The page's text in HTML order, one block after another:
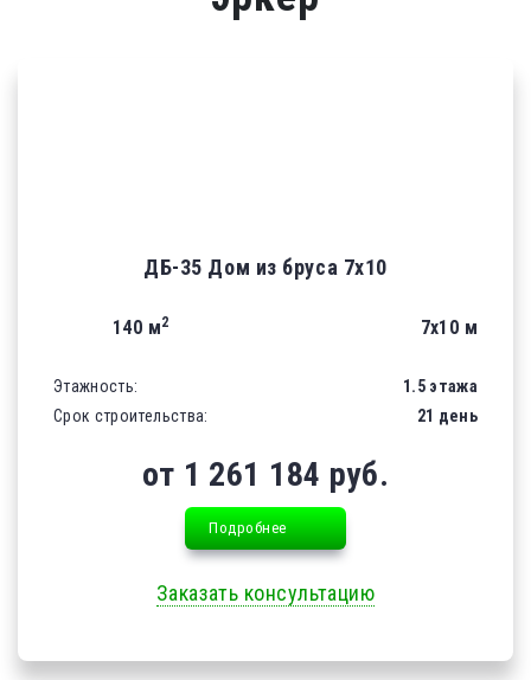
ДБ-35 Дом из бруса 7х10
140 м2 7х10 м
Этажность:
1.5 этажа
Срок строительства:
21 день
от 1 261 184 руб.
Подробнее
Заказать консультацию